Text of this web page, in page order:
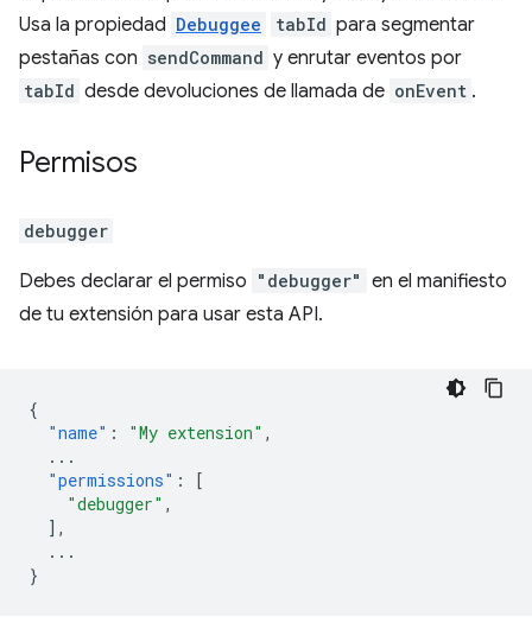
Usa la propiedad Debuggee tabId para segmentar
pestañas con sendCommand y enrutar eventos por
tabId desde devoluciones de llamada de onEvent .
Permisos
debugger
Debes declarar el permiso "debugger" en el manifiesto
de tu extensión para usar esta API.
{
"name" : "My extension" ,
...
"permissions" :
[
"debugger" ,
],
...
}